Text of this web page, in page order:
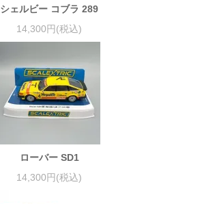
シェルビー コブラ 289
14,300円(税込)
ローバー SD1
14,300円(税込)